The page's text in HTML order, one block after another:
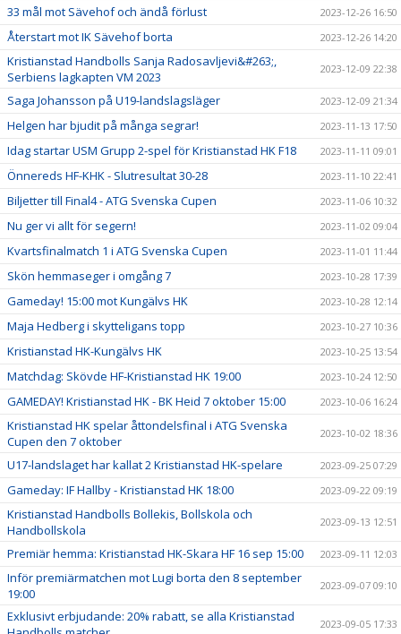
33 mål mot Sävehof och ändå förlust 2023-12-26 16:50
Återstart mot IK Sävehof borta 2023-12-26 14:20
Kristianstad Handbolls Sanja Radosavljevi&#263;,
Serbiens lagkapten VM 2023
2023-12-09 22:38
Saga Johansson på U19-landslagsläger 2023-12-09 21:34
Helgen har bjudit på många segrar! 2023-11-13 17:50
Idag startar USM Grupp 2-spel för Kristianstad HK F18 2023-11-11 09:01
Önnereds HF-KHK - Slutresultat 30-28 2023-11-10 22:41
Biljetter till Final4 - ATG Svenska Cupen 2023-11-06 10:32
Nu ger vi allt för segern! 2023-11-02 09:04
Kvartsfinalmatch 1 i ATG Svenska Cupen 2023-11-01 11:44
Skön hemmaseger i omgång 7 2023-10-28 17:39
Gameday! 15:00 mot Kungälvs HK 2023-10-28 12:14
Maja Hedberg i skytteligans topp 2023-10-27 10:36
Kristianstad HK-Kungälvs HK 2023-10-25 13:54
Matchdag: Skövde HF-Kristianstad HK 19:00 2023-10-24 12:50
GAMEDAY! Kristianstad HK - BK Heid 7 oktober 15:00 2023-10-06 16:24
Kristianstad HK spelar åttondelsfinal i ATG Svenska
Cupen den 7 oktober
2023-10-02 18:36
U17-landslaget har kallat 2 Kristianstad HK-spelare 2023-09-25 07:29
Gameday: IF Hallby - Kristianstad HK 18:00 2023-09-22 09:19
Kristianstad Handbolls Bollekis, Bollskola och
Handbollskola
2023-09-13 12:51
Premiär hemma: Kristianstad HK-Skara HF 16 sep 15:00 2023-09-11 12:03
Inför premiärmatchen mot Lugi borta den 8 september
19:00
2023-09-07 09:10
Exklusivt erbjudande: 20% rabatt, se alla Kristianstad
2023-09-05 17:33